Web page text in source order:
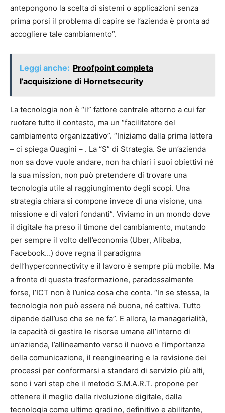
antepongono la scelta di sistemi o applicazioni senza
prima porsi il problema di capire se l’azienda è pronta ad
accogliere tale cambiamento”.
Leggi anche: Proofpoint completa
l’acquisizione di Hornetsecurity
La tecnologia non è “il” fattore centrale attorno a cui far
ruotare tutto il contesto, ma un “facilitatore del
cambiamento organizzativo”. “Iniziamo dalla prima lettera
– ci spiega Quagini – . La “S” di Strategia. Se un’azienda
non sa dove vuole andare, non ha chiari i suoi obiettivi né
la sua mission, non può pretendere di trovare una
tecnologia utile al raggiungimento degli scopi. Una
strategia chiara si compone invece di una visione, una
missione e di valori fondanti”. Viviamo in un mondo dove
il digitale ha preso il timone del cambiamento, mutando
per sempre il volto dell’economia (Uber, Alibaba,
Facebook…) dove regna il paradigma
dell’hyperconnectivity e il lavoro è sempre più mobile. Ma
a fronte di questa trasformazione, paradossalmente
forse, l’ICT non è l’unica cosa che conta. “In se stessa, la
tecnologia non può essere né buona, né cattiva. Tutto
dipende dall’uso che se ne fa”. E allora, la managerialità,
la capacità di gestire le risorse umane all’interno di
un’azienda, l’allineamento verso il nuovo e l’importanza
della comunicazione, il reengineering e la revisione dei
processi per conformarsi a standard di servizio più alti,
sono i vari step che il metodo S.M.A.R.T. propone per
ottenere il meglio dalla rivoluzione digitale, dalla
tecnologia come ultimo gradino, definitivo e abilitante,